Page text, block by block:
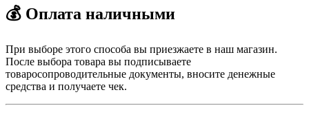
💰 Оплата наличными
При выборе этого способа вы приезжаете в наш магазин.
После выбора товара вы подписываете
товаросопроводительные документы, вносите денежные
средства и получаете чек.